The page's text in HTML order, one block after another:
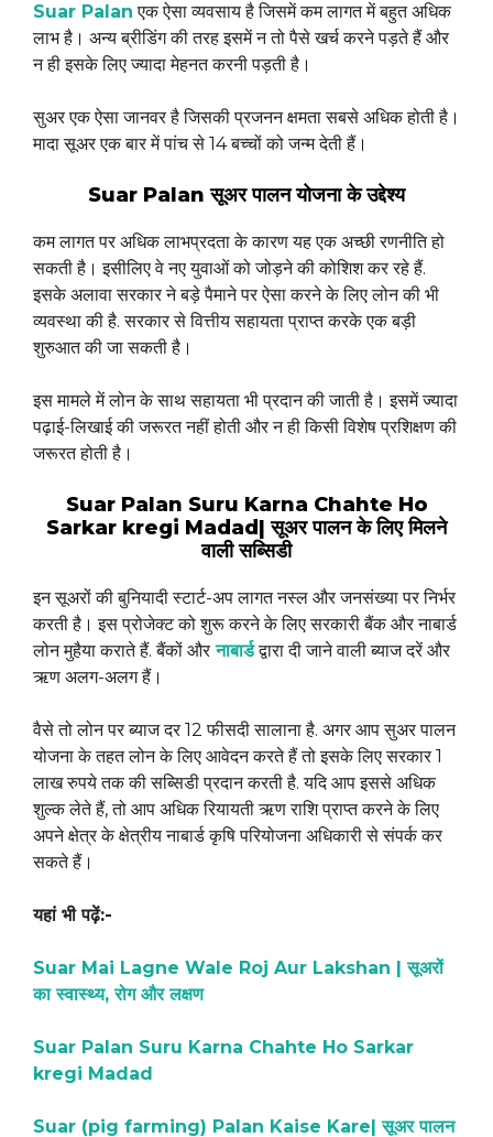
Suar Palan एक ऐसा व्यवसाय है जिसमें कम लागत में बहुत अधिक
लाभ है। अन्य ब्रीडिंग की तरह इसमें न तो पैसे खर्च करने पड़ते हैं और
न ही इसके लिए ज्यादा मेहनत करनी पड़ती है।
सुअर एक ऐसा जानवर है जिसकी प्रजनन क्षमता सबसे अधिक होती है।
मादा सूअर एक बार में पांच से 14 बच्चों को जन्म देती हैं।
Suar Palan सूअर पालन योजना के उद्देश्य
कम लागत पर अधिक लाभप्रदता के कारण यह एक अच्छी रणनीति हो
सकती है। इसीलिए वे नए युवाओं को जोड़ने की कोशिश कर रहे हैं.
इसके अलावा सरकार ने बड़े पैमाने पर ऐसा करने के लिए लोन की भी
व्यवस्था की है. सरकार से वित्तीय सहायता प्राप्त करके एक बड़ी
शुरुआत की जा सकती है।
इस मामले में लोन के साथ सहायता भी प्रदान की जाती है। इसमें ज्यादा
पढ़ाई-लिखाई की जरूरत नहीं होती और न ही किसी विशेष प्रशिक्षण की
जरूरत होती है।
Suar Palan Suru Karna Chahte Ho
Sarkar kregi Madad| सूअर पालन के लिए मिलने
वाली सब्सिडी
इन सूअरों की बुनियादी स्टार्ट-अप लागत नस्ल और जनसंख्या पर निर्भर
करती है। इस प्रोजेक्ट को शुरू करने के लिए सरकारी बैंक और नाबार्ड
लोन मुहैया कराते हैं. बैंकों और नाबार्डद्वारा दी जाने वाली ब्याज दरें और
ऋण अलग-अलग हैं।
वैसे तो लोन पर ब्याज दर 12 फीसदी सालाना है. अगर आप सुअर पालन
योजना के तहत लोन के लिए आवेदन करते हैं तो इसके लिए सरकार 1
लाख रुपये तक की सब्सिडी प्रदान करती है. यदि आप इससे अधिक
शुल्क लेते हैं, तो आप अधिक रियायती ऋण राशि प्राप्त करने के लिए
अपने क्षेत्र के क्षेत्रीय नाबार्ड कृषि परियोजना अधिकारी से संपर्क कर
सकते हैं।
यहां भी पढ़ें:-
Suar Mai Lagne Wale Roj Aur Lakshan | सूअरों
का स्वास्थ्य, रोग और लक्षण
Suar Palan Suru Karna Chahte Ho Sarkar
kregi Madad
Suar (pig farming) Palan Kaise Kare| सूअर पालन